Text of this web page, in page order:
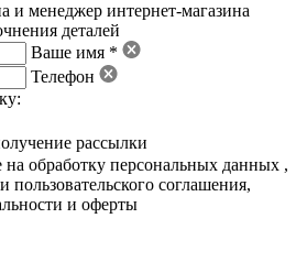
и менеджер интернет-магазина
деталей
Ваше имя *
Телефон
рассылки
на обработку персональных данных ,
пользовательского соглашения,
и оферты